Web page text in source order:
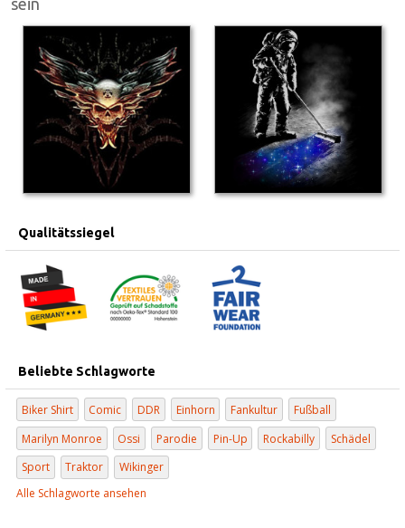
Qualitätssiegel
Beliebte Schlagworte
Biker Shirt Comic DDR Einhorn Fankultur
Fußball
Marilyn Monroe
Ossi Parodie Pin-Up Rockabilly
Schädel
Sport
Traktor
Wikinger
Alle Schlagworte ansehen